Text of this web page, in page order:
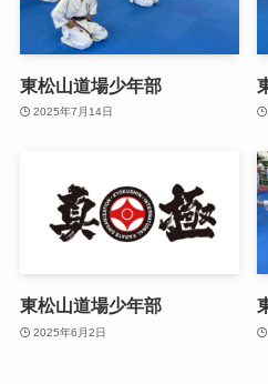
東松山道場少年部
2025年7月14日
東松山道場少年部
2025年6月2日